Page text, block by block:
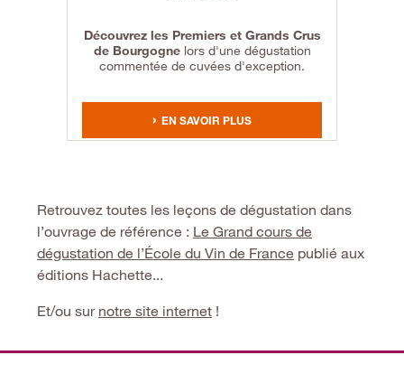
Découvrez les Premiers et Grands Crus
de Bourgogne lors d'une dégustation
commentée de cuvées d'exception.
EN SAVOIR PLUS
Retrouvez toutes les leçons de dégustation dans
l’ouvrage de référence : Le Grand cours de
dégustation de l’École du Vin de France publié aux
éditions Hachette...
Et/ou sur notre site internet !